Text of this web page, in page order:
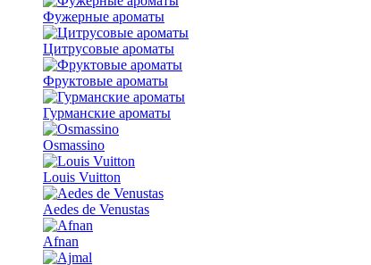
Фужерные ароматы
Цитрусовые ароматы
Фруктовые ароматы
Гурманские ароматы
Osmassino
Louis Vuitton
Aedes de Venustas
Afnan